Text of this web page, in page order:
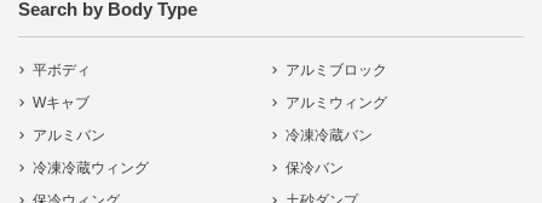
Search by Body Type
平ボディ
アルミブロック
Wキャブ
アルミウィング
アルミバン
冷凍冷蔵バン
冷凍冷蔵ウィング
保冷バン